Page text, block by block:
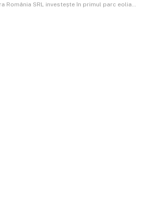
SRL investește în primul parc eolian din comuna Trușești, Botoșani